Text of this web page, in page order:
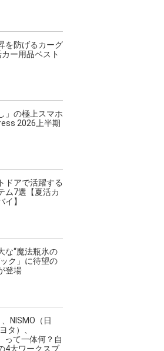
を防げるカーグ
ー用品ベスト
」の極上スマホ
2026上半期
ドアで活躍する
ム7選【夏活カ
イ】
な“魔法瓶氷の
ク」に待望の
登場
NISMO（日
タ）、
って一体何？自
4大ワークスブ